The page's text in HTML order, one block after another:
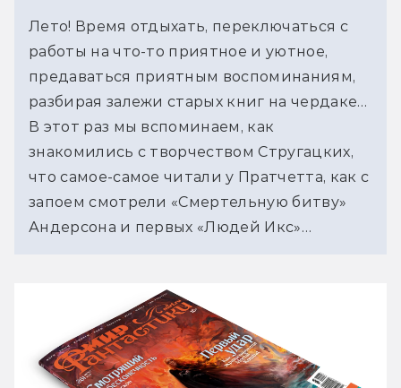
Лето! Время отдыхать, переключаться с
работы на что-то приятное и уютное,
предаваться приятным воспоминаниям,
разбирая залежи старых книг на чердаке…
В этот раз мы вспоминаем, как
знакомились с творчеством Стругацких,
что самое-самое читали у Пратчетта, как с
запоем смотрели «Смертельную битву»
Андерсона и первых «Людей Икс»…